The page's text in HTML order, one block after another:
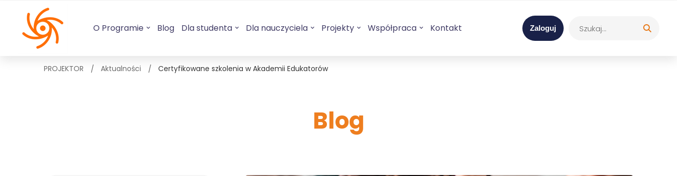
O Programie Blog Dla studenta Dla nauczyciela Projekty Współpraca Kontakt Zaloguj
Blog
PROJEKTOR Aktualności Certyfikowane szkolenia w Akademii Edukatorów